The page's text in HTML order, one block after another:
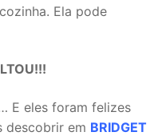
Ela pode
E eles foram felizes
descobrir em BRIDGET